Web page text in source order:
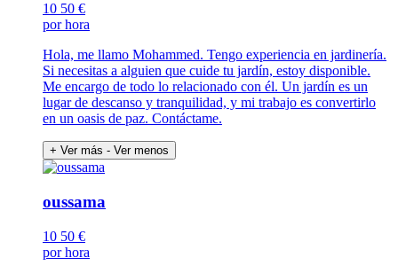
10 50 €
por hora
Hola, me llamo Mohammed. Tengo experiencia en jardinería.
Si necesitas a alguien que cuide tu jardín, estoy disponible.
Me encargo de todo lo relacionado con él. Un jardín es un
lugar de descanso y tranquilidad, y mi trabajo es convertirlo
en un oasis de paz. Contáctame.
+ Ver más - Ver menos
oussama
10 50 €
por hora